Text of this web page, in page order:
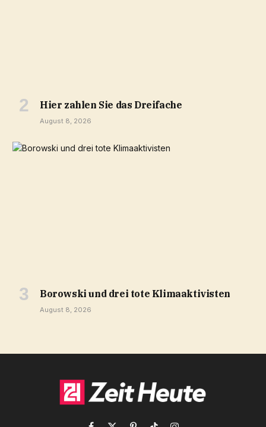
Hier zahlen Sie das Dreifache
August 8, 2026
Borowski und drei tote Klimaaktivisten
August 8, 2026